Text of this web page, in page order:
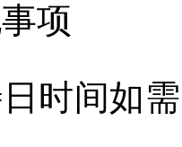
项
时间如